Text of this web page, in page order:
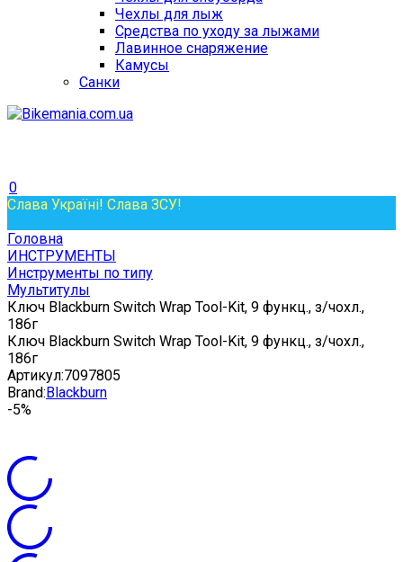
Чехлы для лыж
Средства по уходу за лыжами
Лавинное снаряжение
Камусы
Санки
0
Слава Україні! Слава ЗСУ!
Головна
ИНСТРУМЕНТЫ
Инструменты по типу
Мультитулы
Ключ Blackburn Switch Wrap Tool-Kit, 9 функц., з/чохл.,
186г
Ключ Blackburn Switch Wrap Tool-Kit, 9 функц., з/чохл.,
186г
Артикул:7097805
Brand:Blackburn
-5%